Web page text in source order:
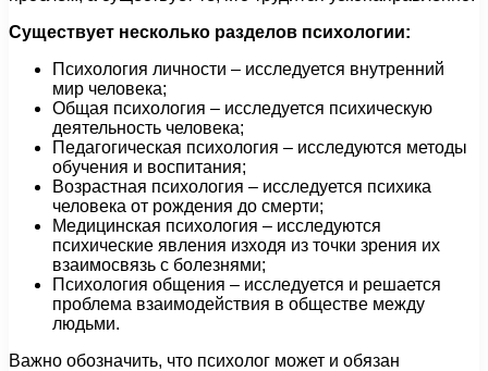
Существует несколько разделов психологии:
Психология личности – исследуется внутренний
мир человека;
Общая психология – исследуется психическую
деятельность человека;
Педагогическая психология – исследуются методы
обучения и воспитания;
Возрастная психология – исследуется психика
человека от рождения до смерти;
Медицинская психология – исследуются
психические явления изходя из точки зрения их
взаимосвязь с болезнями;
Психология общения – исследуется и решается
проблема взаимодействия в обществе между
людьми.
Важно обозначить, что психолог может и обязан